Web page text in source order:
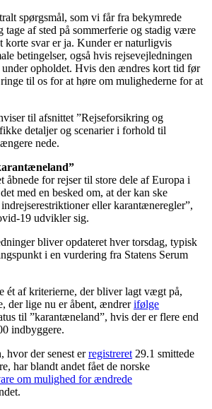
spørgsmål, som vi får fra bekymrede
tage af sted på sommerferie og stadig være
svar er ja. Kunder er naturligvis
betingelser, også hvis rejsevejledningen
opholdet. Hvis den ændres kort tid før
til os for at høre om mulighederne for at
til afsnittet ”Rejseforsikring og
detaljer og scenarier i forhold til
nede.
åbnede for rejser til store dele af Europa i
med en besked om, at der kan ske
eller karantæneregler”,
19 udvikler sig.
bliver opdateret hver torsdag, typisk
i en vurdering fra Statens Serum
ét af kriterierne, der bliver lagt vægt på,
der lige nu er åbent, ændrerifølge
til ”karantæneland”, hvis der er flere end
indbyggere.
hvor der senest erregistreret 29.1 smittede
har blandt andet fået de norske
om mulighed for ændrede